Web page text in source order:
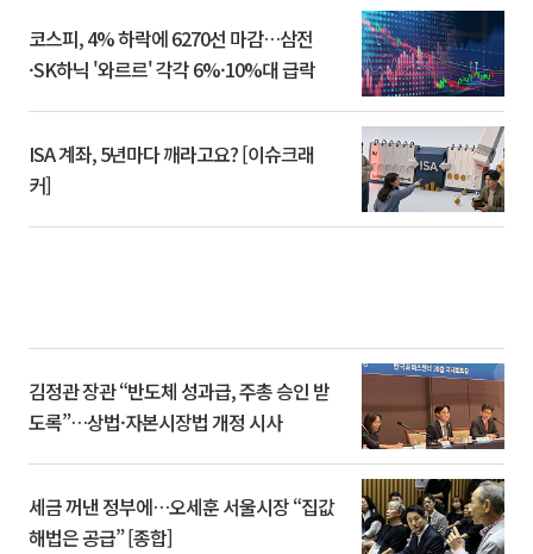
코스피, 4% 하락에 6270선 마감…삼전
·SK하닉 '와르르' 각각 6%·10%대 급락
ISA 계좌, 5년마다 깨라고요? [이슈크래
커]
김정관 장관 “반도체 성과급, 주총 승인 받
도록”…상법·자본시장법 개정 시사
세금 꺼낸 정부에…오세훈 서울시장 “집값
해법은 공급” [종합]